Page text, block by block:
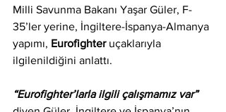
Milli Savunma Bakanı Yaşar Güler, F-
35’ler yerine, İngiltere-İspanya-Almanya
yapımı, Eurofighter uçaklarıyla
ilgilenildiğini anlattı.
“Eurofighter’larla ilgili çalışmamız var”